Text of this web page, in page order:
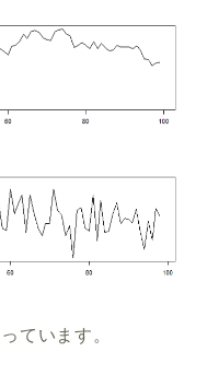
ています。